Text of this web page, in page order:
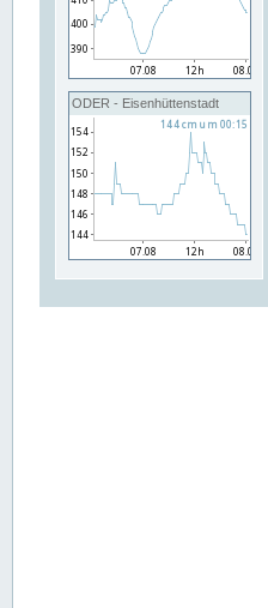
ODER - Eisenhüttenstadt